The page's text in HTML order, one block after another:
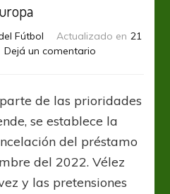
Fútbol Actualizado en 21
Dejá un comentarioen
destina
el
futuro
en
Europa
de las prioridades
se establece la
del préstamo
del 2022. Vélez
y las pretensiones